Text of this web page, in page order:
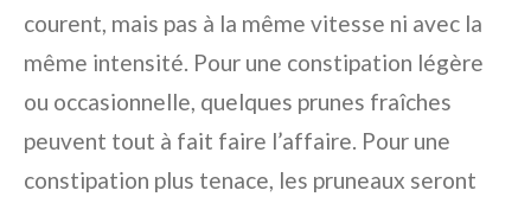
courent, mais pas à la même vitesse ni avec la
même intensité. Pour une constipation légère
ou occasionnelle, quelques prunes fraîches
peuvent tout à fait faire l’affaire. Pour une
constipation plus tenace, les pruneaux seront